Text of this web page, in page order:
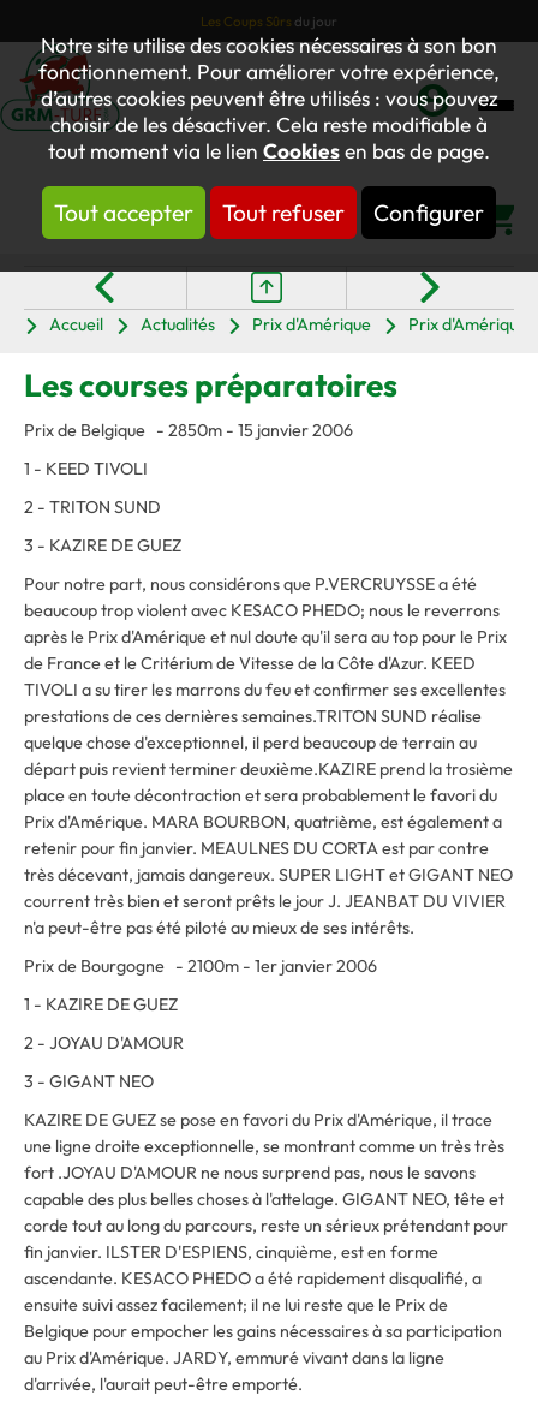
Notre site utilise des cookies nécessaires à son bon
fonctionnement. Pour améliorer votre expérience,
d’autres cookies peuvent être utilisés : vous pouvez
choisir de les désactiver. Cela reste modifiable à
tout moment via le lien Cookiesen bas de page.
Tout accepter Tout refuser Configurer
Les Coups Sûrs du jour
Mon
compte
Accueil Actualités Prix d'Amérique Prix d'Amérique
Les courses préparatoires
Prix de Belgique - 2850m - 15 janvier 2006
1 - KEED TIVOLI
2 - TRITON SUND
3 - KAZIRE DE GUEZ
Pour notre part, nous considérons que P.VERCRUYSSE a été
beaucoup trop violent avec KESACO PHEDO; nous le reverrons
après le Prix d'Amérique et nul doute qu'il sera au top pour le Prix
de France et le Critérium de Vitesse de la Côte d'Azur. KEED
TIVOLI a su tirer les marrons du feu et confirmer ses excellentes
prestations de ces dernières semaines.TRITON SUND réalise
quelque chose d'exceptionnel, il perd beaucoup de terrain au
départ puis revient terminer deuxième.KAZIRE prend la trosième
place en toute décontraction et sera probablement le favori du
Prix d'Amérique. MARA BOURBON, quatrième, est également a
retenir pour fin janvier. MEAULNES DU CORTA est par contre
très décevant, jamais dangereux. SUPER LIGHT et GIGANT NEO
courrent très bien et seront prêts le jour J. JEANBAT DU VIVIER
n'a peut-être pas été piloté au mieux de ses intérêts.
Prix de Bourgogne - 2100m - 1er janvier 2006
1 - KAZIRE DE GUEZ
2 - JOYAU D'AMOUR
3 - GIGANT NEO
KAZIRE DE GUEZ se pose en favori du Prix d'Amérique, il trace
une ligne droite exceptionnelle, se montrant comme un très très
fort .JOYAU D'AMOUR ne nous surprend pas, nous le savons
capable des plus belles choses à l'attelage. GIGANT NEO, tête et
corde tout au long du parcours, reste un sérieux prétendant pour
fin janvier. ILSTER D'ESPIENS, cinquième, est en forme
ascendante. KESACO PHEDO a été rapidement disqualifié, a
ensuite suivi assez facilement; il ne lui reste que le Prix de
Belgique pour empocher les gains nécessaires à sa participation
au Prix d'Amérique. JARDY, emmuré vivant dans la ligne
d'arrivée, l'aurait peut-être emporté.